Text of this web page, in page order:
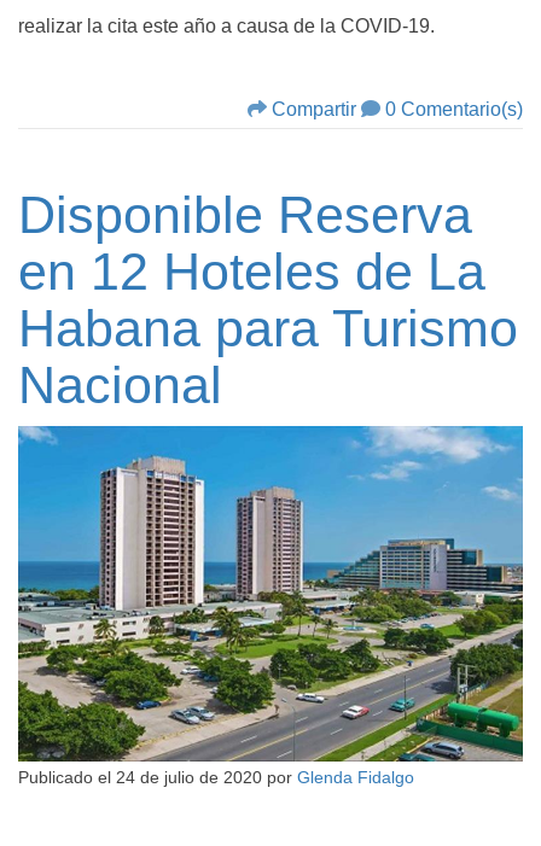
realizar la cita este año a causa de la COVID-19.
Compartir 0 Comentario(s)
Disponible Reserva
en 12 Hoteles de La
Habana para Turismo
Nacional
Publicado el 24 de julio de 2020 por Glenda Fidalgo